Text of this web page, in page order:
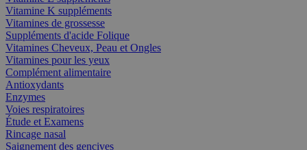
Vitamine K suppléments
Vitamines de grossesse
Suppléments d'acide Folique
Vitamines Cheveux, Peau et Ongles
Vitamines pour les yeux
Complément alimentaire
Antioxydants
Enzymes
Voies respiratoires
Étude et Examens
Rincage nasal
Saignement des gencives